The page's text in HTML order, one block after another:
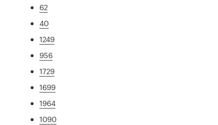
62
40
1249
956
1729
1699
1964
1090